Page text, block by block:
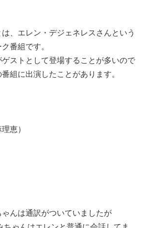
、 エレン・デジェネレスさんという
番組 です。
ストとして登場することが多いので
組に出演したことがあります。
恵）
んは通訳がついていましたが